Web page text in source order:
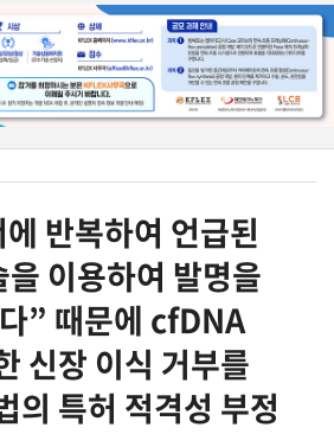
반복하여 언급된
이용하여 발명을
” 때문에 cfDNA
신장 이식 거부를
의 특허 적격성 부정